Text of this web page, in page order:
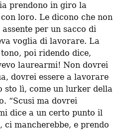
prendono in giro la
loro. Le dicono che non
per un sacco di
voglia di lavorare. La
poi ridendo dice,
laurearmi! Non dovrei
dovrei essere a lavorare
sto lì, come un lurker della
“Scusi ma dovrei
dice a un certo punto il
ci mancherebbe, e prendo